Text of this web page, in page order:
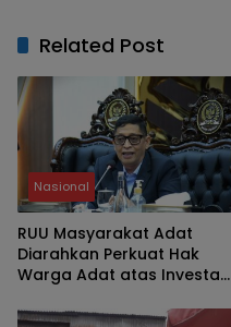
Related Post
Nasional
RUU Masyarakat Adat
Diarahkan Perkuat Hak
Warga Adat atas Investasi